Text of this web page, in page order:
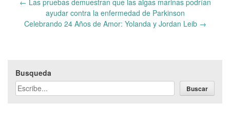
navigationayudar contra la enfermedad de Parkinson
Celebrando 24 Años de Amor: Yolanda y Jordan Leib →
Busqueda
Buscar